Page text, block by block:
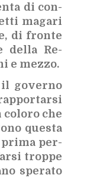
di con­
ma­ga­ri
di fron­te
del­la Re­
e mez­zo.
il go­ver­no
co­lo­ro che
que­sta
per­
trop­pe
spe­ra­to